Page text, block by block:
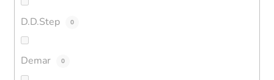
D.D.Step 0
Demar 0